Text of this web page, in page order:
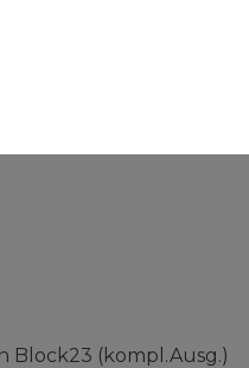
Block23 (kompl.Ausg.)